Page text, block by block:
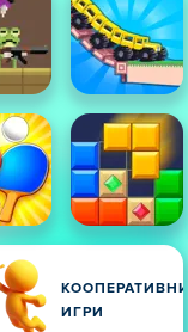
КООПЕРАТИВНИ
ИГРИ